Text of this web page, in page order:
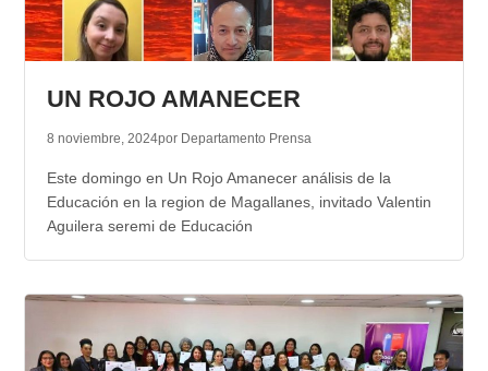
UN ROJO AMANECER
8 noviembre, 2024por Departamento Prensa
Este domingo en Un Rojo Amanecer análisis de la
Educación en la region de Magallanes, invitado Valentin
Aguilera seremi de Educación